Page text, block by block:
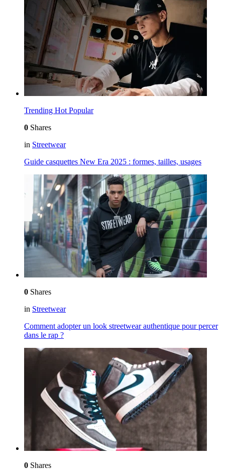
Trending Hot Popular
0 Shares
in Streetwear
Guide casquettes New Era 2025 : formes, tailles, usages
0 Shares
in Streetwear
Comment adopter un look streetwear authentique pour percer
dans le rap ?
0 Shares